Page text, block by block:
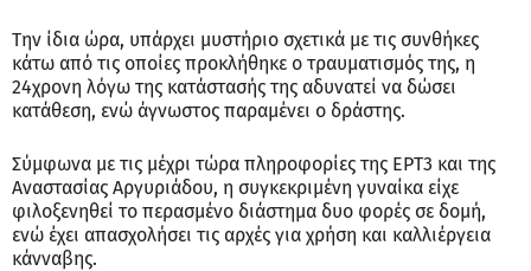
Την ίδια ώρα, υπάρχει μυστήριο σχετικά με τις συνθήκες
κάτω από τις οποίες προκλήθηκε ο τραυματισμός της, η
24χρονη λόγω της κατάστασής της αδυνατεί να δώσει
κατάθεση, ενώ άγνωστος παραμένει ο δράστης.
Σύμφωνα με τις μέχρι τώρα πληροφορίες της ΕΡΤ3 και της
Αναστασίας Αργυριάδου, η συγκεκριμένη γυναίκα είχε
φιλοξενηθεί το περασμένο διάστημα δυο φορές σε δομή,
ενώ έχει απασχολήσει τις αρχές για χρήση και καλλιέργεια
κάνναβης.